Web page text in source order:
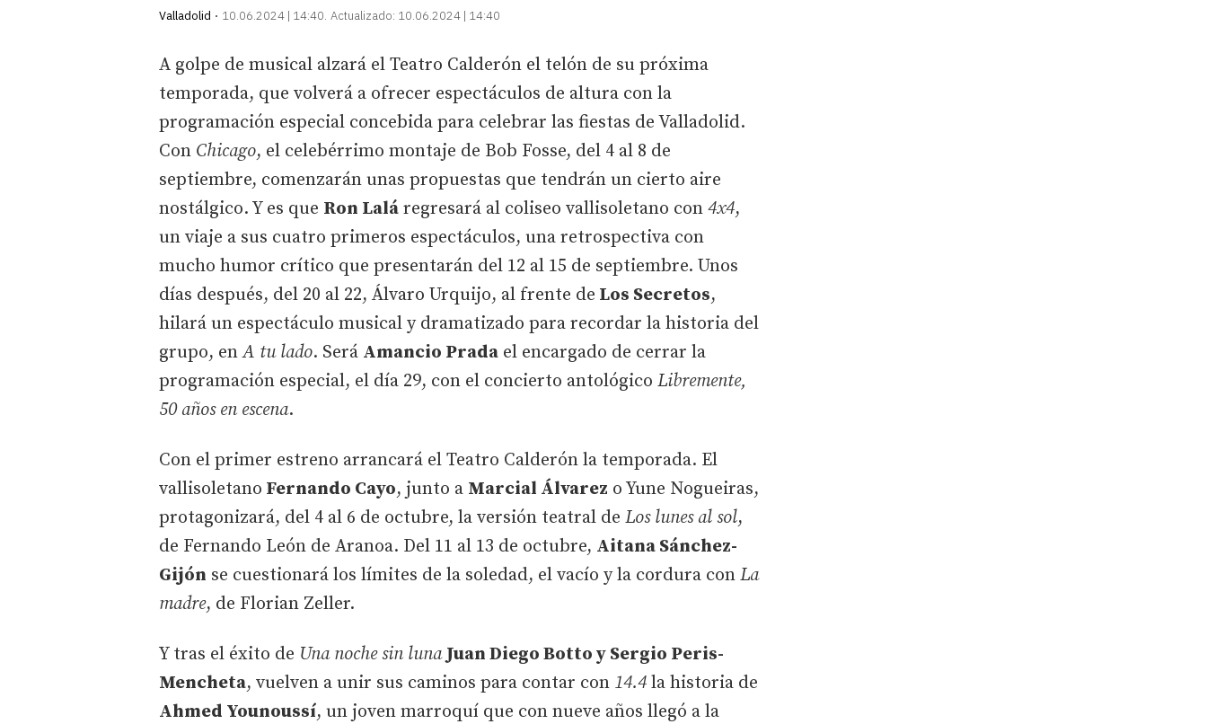
Valladolid
10.06.2024 | 14:40 Actualizado: 10.06.2024 | 14:40
A golpe de musical alzará el Teatro Calderón el telón de su próxima
temporada, que volverá a ofrecer espectáculos de altura con la
programación especial concebida para celebrar las fiestas de Valladolid.
Con Chicago, el celebérrimo montaje de Bob Fosse, del 4 al 8 de
septiembre, comenzarán unas propuestas que tendrán un cierto aire
nostálgico. Y es que Ron Lalá regresará al coliseo vallisoletano con 4x4,
un viaje a sus cuatro primeros espectáculos, una retrospectiva con
mucho humor crítico que presentarán del 12 al 15 de septiembre. Unos
días después, del 20 al 22, Álvaro Urquijo, al frente de Los Secretos,
hilará un espectáculo musical y dramatizado para recordar la historia del
grupo, enA tu lado. Será Amancio Prada el encargado de cerrar la
programación especial, el día 29, con el concierto antológico Libremente,
50 años en escena.
Con el primer estreno arrancará el Teatro Calderón la temporada. El
vallisoletano Fernando Cayo, junto a Marcial Álvarez o Yune Nogueiras,
protagonizará, del 4 al 6 de octubre, la versión teatral de Los lunes al sol,
de Fernando León de Aranoa. Del 11 al 13 de octubre, Aitana Sánchez-
Gijón se cuestionará los límites de la soledad, el vacío y la cordura con La
madre, de Florian Zeller.
Y tras el éxito de Una noche sin luna Juan Diego Botto y Sergio Peris-
Mencheta, vuelven a unir sus caminos para contar con 14.4 la historia de
Ahmed Younoussí, un joven marroquí que con nueve años llegó a la